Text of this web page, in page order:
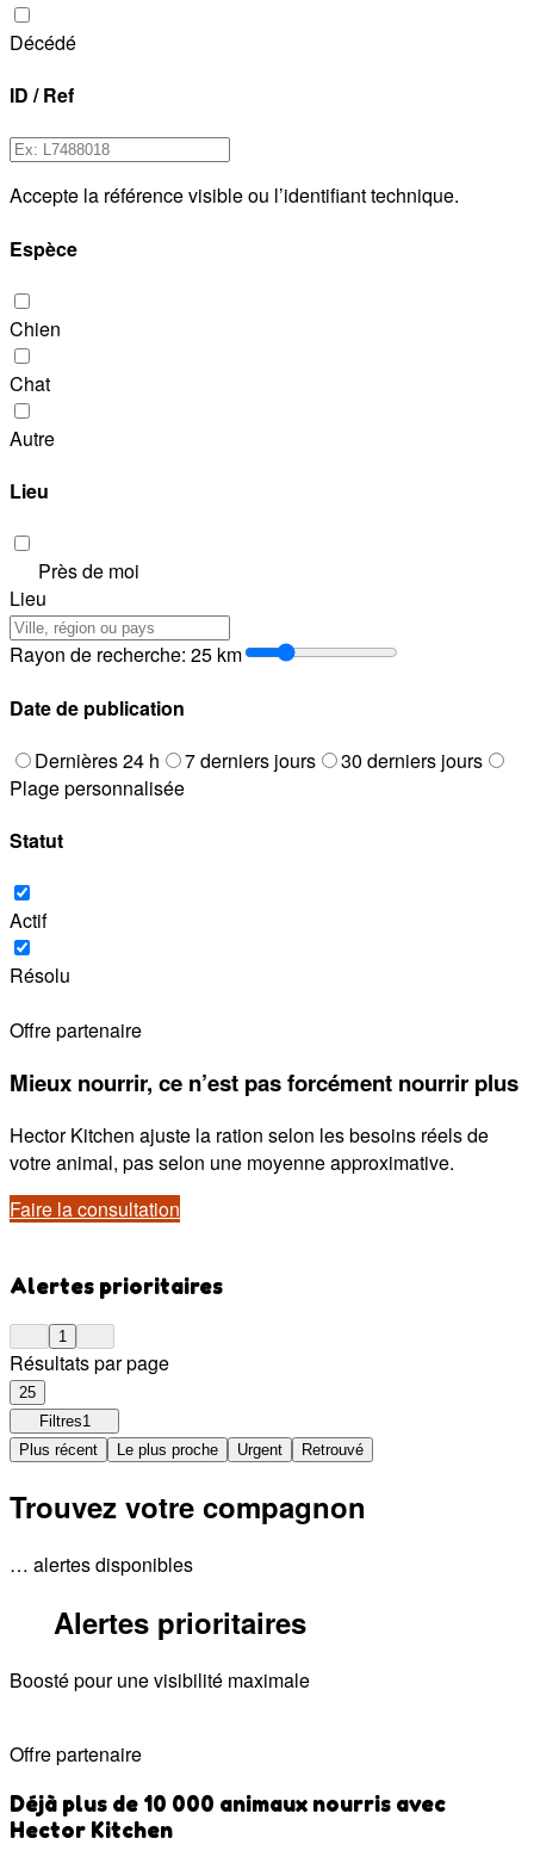
Décédé
ID / Ref
Accepte la référence visible ou l’identifiant technique.
Espèce
Chien
Chat
Autre
Lieu
Près de moi
Lieu
Rayon de recherche: 25 km
Date de publication
Dernières 24 h
7 derniers jours
30 derniers jours
Plage personnalisée
Statut
Actif
Résolu
Offre partenaire
Mieux nourrir, ce n’est pas forcément nourrir plus
Hector Kitchen ajuste la ration selon les besoins réels de
votre animal, pas selon une moyenne approximative.
Faire la consultation
Alertes prioritaires
1
Résultats par page
25
Filtres1
Plus récent
Le plus proche Urgent Retrouvé
Trouvez votre compagnon
… alertes disponibles
Alertes prioritaires
Boosté pour une visibilité maximale
Offre partenaire
Déjà plus de 10 000 animaux nourris avec
Hector Kitchen